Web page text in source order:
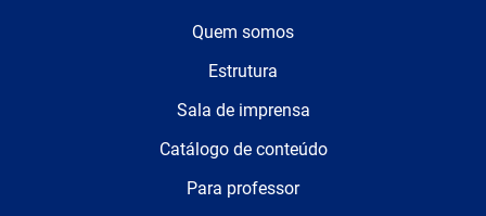
Quem somos
Estrutura
Sala de imprensa
Catálogo de conteúdo
Para professor